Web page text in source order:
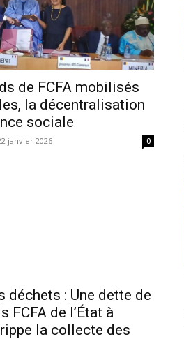
de FCFA mobilisés
la décentralisation
sociale
janvier 2026 0
déchets : Une dette de
FCFA de l’État à
la collecte des